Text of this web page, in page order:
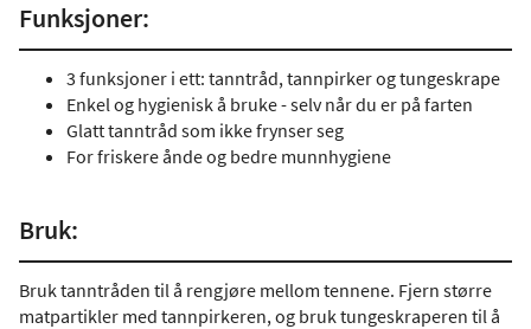
Funksjoner:
3 funksjoner i ett: tanntråd, tannpirker og tungeskrape
Enkel og hygienisk å bruke - selv når du er på farten
Glatt tanntråd som ikke frynser seg
For friskere ånde og bedre munnhygiene
Bruk:
Bruk tanntråden til å rengjøre mellom tennene. Fjern større
matpartikler med tannpirkeren, og bruk tungeskraperen til å